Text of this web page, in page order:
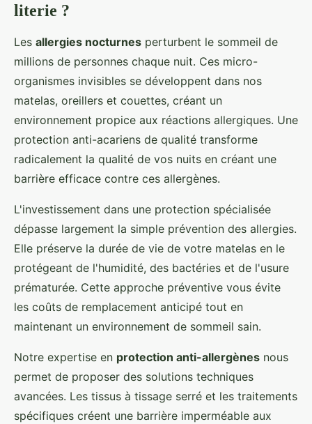
literie ?
Les allergies nocturnes perturbent le sommeil de
millions de personnes chaque nuit. Ces micro-
organismes invisibles se développent dans nos
matelas, oreillers et couettes, créant un
environnement propice aux réactions allergiques. Une
protection anti-acariens de qualité transforme
radicalement la qualité de vos nuits en créant une
barrière efficace contre ces allergènes.
L'investissement dans une protection spécialisée
dépasse largement la simple prévention des allergies.
Elle préserve la durée de vie de votre matelas en le
protégeant de l'humidité, des bactéries et de l'usure
prématurée. Cette approche préventive vous évite
les coûts de remplacement anticipé tout en
maintenant un environnement de sommeil sain.
Notre expertise en protection anti-allergènes nous
permet de proposer des solutions techniques
avancées. Les tissus à tissage serré et les traitements
spécifiques créent une barrière imperméable aux